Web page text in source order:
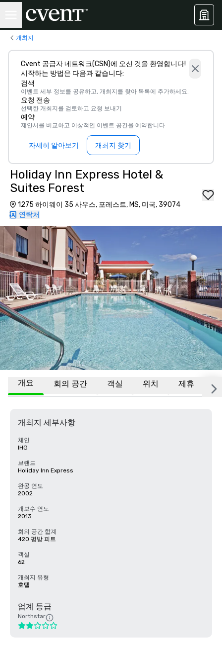
개최지
Cvent 공급자 네트워크(CSN)에 오신 것을 환영합니다!
시작하는 방법은 다음과 같습니다:
검색
이벤트 세부 정보를 공유하고, 개최지를 찾아 목록에 추가하세요.
요청 전송
선택한 개최지를 검토하고 요청 보내기
예약
제안서를 비교하고 이상적인 이벤트 공간을 예약합니다
자세히 알아보기 개최지 찾기
Holiday Inn Express Hotel &
Suites Forest
1275 하이웨이 35 사우스, 포레스트, MS, 미국, 39074
연락처
개요 회의 공간 객실 위치 제휴
개최지 세부사항
체인
IHG
브랜드
Holiday Inn Express
완공 연도
2002
개보수 연도
2013
회의 공간 합계
420 평방 피트
객실
62
개최지 유형
호텔
업계 등급
Northstar